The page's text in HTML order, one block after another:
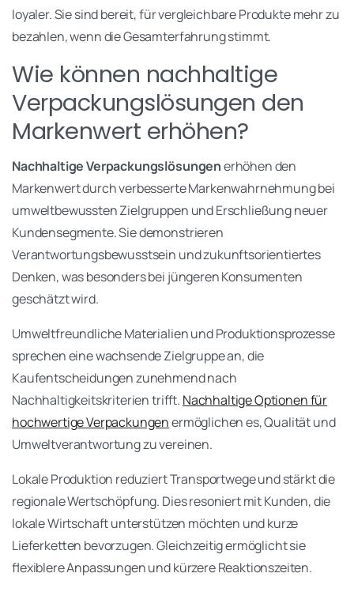
loyaler. Sie sind bereit, für vergleichbare Produkte mehr zu
bezahlen, wenn die Gesamterfahrung stimmt.
Wie können nachhaltige
Verpackungslösungen den
Markenwert erhöhen?
Nachhaltige Verpackungslösungenerhöhen den
Markenwert durch verbesserte Markenwahrnehmung bei
umweltbewussten Zielgruppen und Erschließung neuer
Kundensegmente. Sie demonstrieren
Verantwortungsbewusstsein und zukunftsorientiertes
Denken, was besonders bei jüngeren Konsumenten
geschätzt wird.
Umweltfreundliche Materialien und Produktionsprozesse
sprechen eine wachsende Zielgruppe an, die
Kaufentscheidungen zunehmend nach
Nachhaltigkeitskriterien trifft. Nachhaltige Optionen für
hochwertige Verpackungenermöglichen es, Qualität und
Umweltverantwortung zu vereinen.
Lokale Produktion reduziert Transportwege und stärkt die
regionale Wertschöpfung. Dies resoniert mit Kunden, die
lokale Wirtschaft unterstützen möchten und kurze
Lieferketten bevorzugen. Gleichzeitig ermöglicht sie
flexiblere Anpassungen und kürzere Reaktionszeiten.